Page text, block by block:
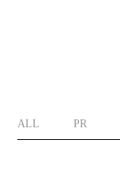
ALL PR